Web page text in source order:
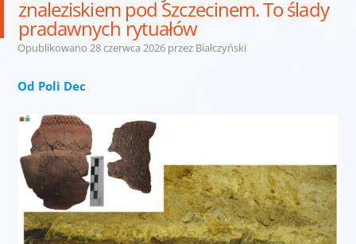
znaleziskiem pod Szczecinem. To ślady
pradawnych rytuałów
Opublikowano 28 czerwca 2026przez Białczyński
Od Poli Dec